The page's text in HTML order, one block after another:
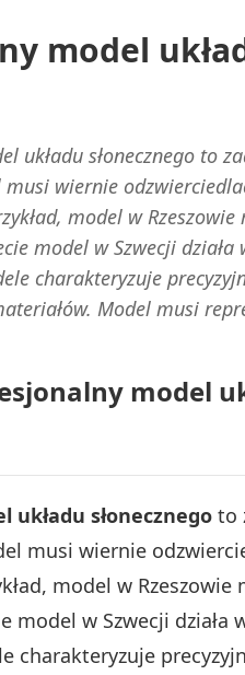
model
układu słonecznego to
wiernie
model w
model w Szwecji
charakteryzuje
Model musi
model
układu słonecznego to
musi wiernie
model w
model w Szwecji
charakteryzuje